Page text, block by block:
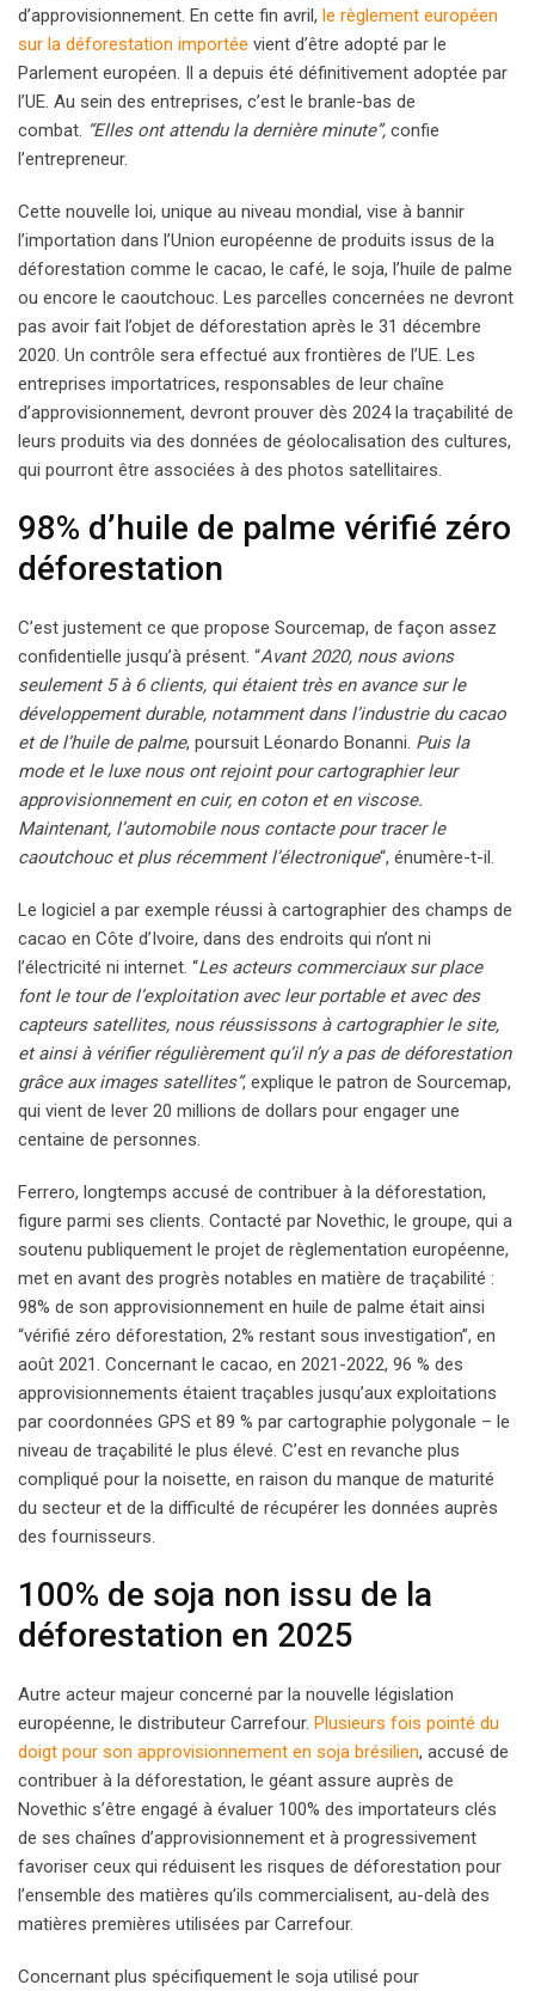
d’approvisionnement. En cette fin avril, le règlement européen
sur la déforestation importée vient d’être adopté par le
Parlement européen. Il a depuis été définitivement adoptée par
l’UE. Au sein des entreprises, c’est le branle-bas de
combat. “Elles ont attendu la dernière minute”, confie
l’entrepreneur.
Cette nouvelle loi, unique au niveau mondial, vise à bannir
l’importation dans l’Union européenne de produits issus de la
déforestation comme le cacao, le café, le soja, l’huile de palme
ou encore le caoutchouc. Les parcelles concernées ne devront
pas avoir fait l’objet de déforestation après le 31 décembre
2020. Un contrôle sera effectué aux frontières de l’UE. Les
entreprises importatrices, responsables de leur chaîne
d’approvisionnement, devront prouver dès 2024 la traçabilité de
leurs produits via des données de géolocalisation des cultures,
qui pourront être associées à des photos satellitaires.
98% d’huile de palme vérifié zéro
déforestation
C’est justement ce que propose Sourcemap, de façon assez
confidentielle jusqu’à présent. “Avant 2020, nous avions
seulement 5 à 6 clients, qui étaient très en avance sur le
développement durable, notamment dans l’industrie du cacao
et de l’huile de palme, poursuit Léonardo Bonanni. Puis la
mode et le luxe nous ont rejoint pour cartographier leur
approvisionnement en cuir, en coton et en viscose.
Maintenant, l’automobile nous contacte pour tracer le
caoutchouc et plus récemment l’électronique“, énumère-t-il.
Le logiciel a par exemple réussi à cartographier des champs de
cacao en Côte d’Ivoire, dans des endroits qui n’ont ni
l’électricité ni internet. “Les acteurs commerciaux sur place
font le tour de l’exploitation avec leur portable et avec des
capteurs satellites, nous réussissons à cartographier le site,
et ainsi à vérifier régulièrement qu’il n’y a pas de déforestation
grâce aux images satellites”, explique le patron de Sourcemap,
qui vient de lever 20 millions de dollars pour engager une
centaine de personnes.
Ferrero, longtemps accusé de contribuer à la déforestation,
figure parmi ses clients. Contacté par Novethic, le groupe, qui a
soutenu publiquement le projet de règlementation européenne,
met en avant des progrès notables en matière de traçabilité :
98% de son approvisionnement en huile de palme était ainsi
“vérifié zéro déforestation, 2% restant sous investigation”, en
août 2021. Concernant le cacao, en 2021-2022, 96 % des
approvisionnements étaient traçables jusqu’aux exploitations
par coordonnées GPS et 89 % par cartographie polygonale – le
niveau de traçabilité le plus élevé. C’est en revanche plus
compliqué pour la noisette, en raison du manque de maturité
du secteur et de la difficulté de récupérer les données auprès
des fournisseurs.
100% de soja non issu de la
déforestation en 2025
Autre acteur majeur concerné par la nouvelle législation
européenne, le distributeur Carrefour. Plusieurs fois pointé du
doigt pour son approvisionnement en soja brésilien, accusé de
contribuer à la déforestation, le géant assure auprès de
Novethic s’être engagé à évaluer 100% des importateurs clés
de ses chaînes d’approvisionnement et à progressivement
favoriser ceux qui réduisent les risques de déforestation pour
l’ensemble des matières qu’ils commercialisent, au-delà des
matières premières utilisées par Carrefour.
Concernant plus spécifiquement le soja utilisé pour